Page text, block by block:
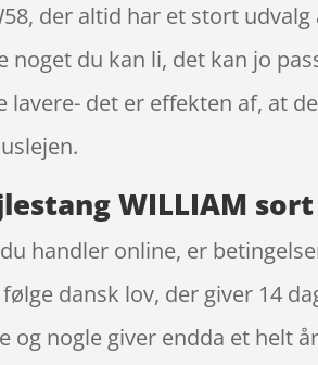
der altid har et stort
noget du kan li, det kan jo
lavere- det er effekten af, at
WILLIAM
handler online, er
dansk lov, der giver 14
og nogle giver endda et helt